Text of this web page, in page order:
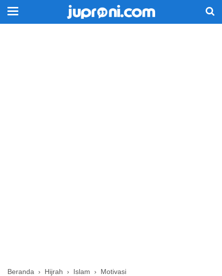
Beranda › Hijrah › Islam › Motivasi